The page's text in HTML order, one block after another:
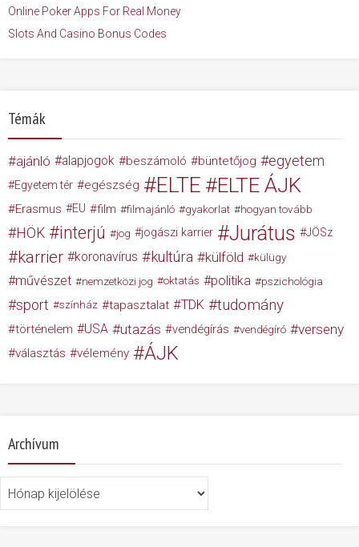
Online Poker Apps For Real Money
Slots And Casino Bonus Codes
Témák
ajánló alapjogok beszámoló büntetőjog egyetem
Egyetem tér egészség ELTE ELTE ÁJK
Erasmus EU film filmajánló gyakorlat hogyan tovább
HÖK interjú jog jogászi karrier Jurátus JÖSz
karrier koronavírus kultúra külföld külügy
művészet nemzetközi jog oktatás politika pszichológia
sport színház tapasztalat TDK tudomány
történelem USA utazás vendégírás vendégíró verseny
választás vélemény ÁJK
Archívum
Archívum